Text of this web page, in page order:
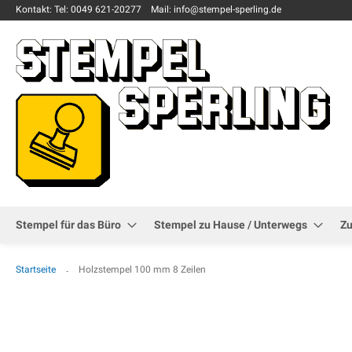
Kontakt: Tel: 0049 621-20277 Mail: info@stempel-sperling.de
Stempel für das Büro Stempel zu Hause / Unterwegs
Startseite Holzstempel 100 mm 8 Zeilen